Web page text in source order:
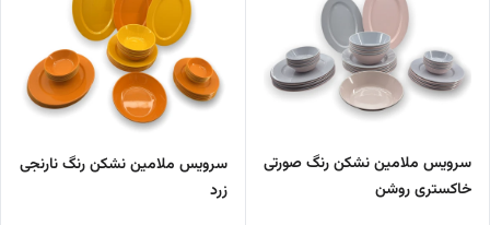
سرویس ملامین نشکن رنگ صورتی
خاکستری روشن
سرویس ملامین نشکن رنگ نارنجی
زرد